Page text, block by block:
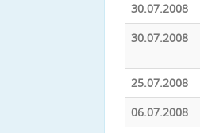
30.07.2008
30.07.2008
25.07.2008
06.07.2008